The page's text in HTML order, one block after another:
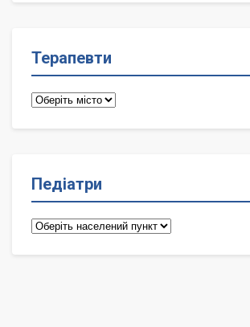
Терапевти
Терапевти
Педіатри
Педіатри